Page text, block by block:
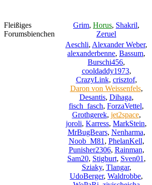
Fleißiges
Forumsbienchen
Grim, Horus, Shakril,
Zeruel
Aeschli, Alexander Weber,
alexanderbenne, Bassum,
Burschi456,
cooldaddy1973,
CrazyLink, crisztof,
Daron von Weissenfels,
Desantis, Dihaga,
fisch_fasch, ForzaVettel,
Grothgerek, jet2space,
joroli, Karress, MarkStein,
MrBugBears, Nenharma,
Noob_M81 , PhelanKell,
Punisher2306, Rainman,
Sam20, Stigburt, Sven01 ,
Sziaky, Tlangar,
UdoBerger, Waldrobbe,